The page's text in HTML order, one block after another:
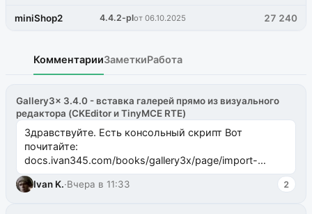
miniShop2 4.4.2-plот 06.10.2025 27 240
КомментарииЗаметкиРабота
Gallery3x 3.4.0 - вставка галерей прямо из визуального
редактора (CKEditor и TinyMCE RTE)
Здравствуйте. Есть консольный скрипт Вот
почитайте:
docs.ivan345.com/books/gallery3x/page/import-
ms2galleryphp
Ivan K.·Вчера в 11:33 2